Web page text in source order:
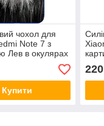
чохол для
Note 7 з
Лев в окулярах
Купити
220